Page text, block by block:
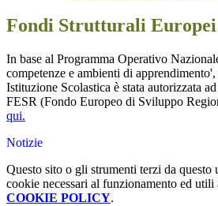
Fondi Strutturali Europei
In base al Programma Operativo
competenze e ambienti di
Istituzione Scolastica è stata autorizzata
FESR (Fondo Europeo di Sviluppo
qui.
Notizie
Questo sito o gli strumenti terzi da
cookie necessari al funzionamento ed
COOKIE POLICY.